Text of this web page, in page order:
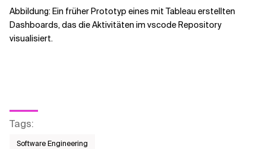
Abbildung: Ein früher Prototyp eines mit Tableau erstellten
Dashboards, das die Aktivitäten im vscode Repository
visualisiert.
Tags:
Software Engineering